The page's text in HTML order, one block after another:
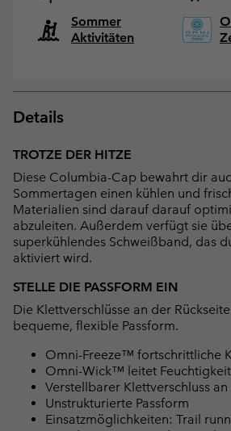
Sommer
Aktivitäten
Details
TROTZE DER HITZE
Diese Columbia-Cap bewahrt dir
Sommertagen einen kühlen und
Materialien sind darauf darauf
abzuleiten. Außerdem verfügt sie
superkühlendes Schweißband, das
aktiviert wird.
STELLE DIE PASSFORM EIN
Die Klettverschlüsse an der
bequeme, flexible Passform.
Omni-Freeze™ fortschrittliche
Omni-Wick™ leitet
Verstellbarer Klettverschluss
Unstrukturierte Passform
Einsatzmöglichkeiten: Trail